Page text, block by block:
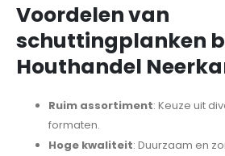
Voordelen van
schuttingplanken
Houthandel
Ruim assortiment: Keuze uit
formaten.
Hoge kwaliteit: Duurzaam en